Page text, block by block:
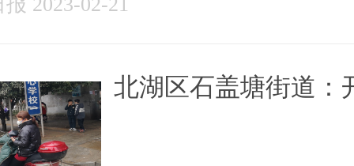
北湖区石盖塘街道：